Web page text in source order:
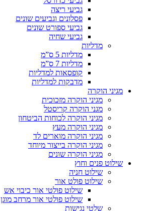
גביעי ריצה
פסלונים וגביעים שונים
גביעי ספורט שונים
גביעי שחיה
מדליות
מדליות 5 ס”מ
מדליות 7 ס”מ
קופסאות למדליות
מדבקות למדליות
מגיני הוקרה
מגיני הוקרה מזכוכית
מגני הוקרה קריסטל
מגיני הוקרה לכוחות הביטחון
מגיני הוקרה מעץ
מגיני הוקרה מוארים לד
מגיני הוקרה בייצור מיוחד
מגיני הוקרה שונים
שילוט פנים וחוץ
שילוט חניה
שילוט פולט אור
שילוט פולטי אור כיבוי אש
שילוט פולטי אור מרחב מוגן
שלטי נגישות